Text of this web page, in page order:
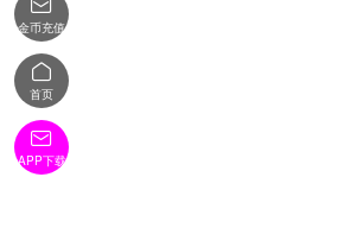

金币充值

首页

APP下载